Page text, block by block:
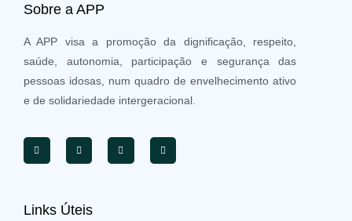
Sobre a APP
A APP visa a promoção da dignificação, respeito,
saúde, autonomia, participação e segurança das
pessoas idosas, num quadro de envelhecimento ativo
e de solidariedade intergeracional.
Links Úteis